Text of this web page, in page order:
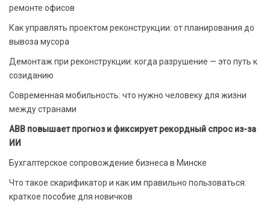
ремонте офисов
Как управлять проектом реконструкции: от планирования до
вывоза мусора
Демонтаж при реконструкции: когда разрушение — это путь к
созиданию
Современная мобильность: что нужно человеку для жизни
между странами
ABB повышает прогноз и фиксирует рекордный спрос из-за
ИИ
Бухгалтерское сопровождение бизнеса в Минске
Что такое скарификатор и как им правильно пользоваться:
краткое пособие для новичков